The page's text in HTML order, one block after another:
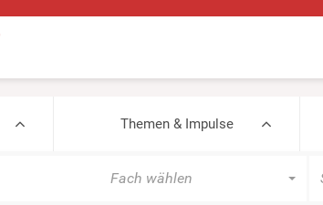
Themen & Impulse
Fach wählen